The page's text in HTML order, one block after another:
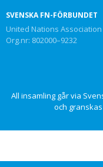
SVENSKA FN-FÖRBUNDET
United Nations
Org.nr: 802000–9232
All insamling går via
och